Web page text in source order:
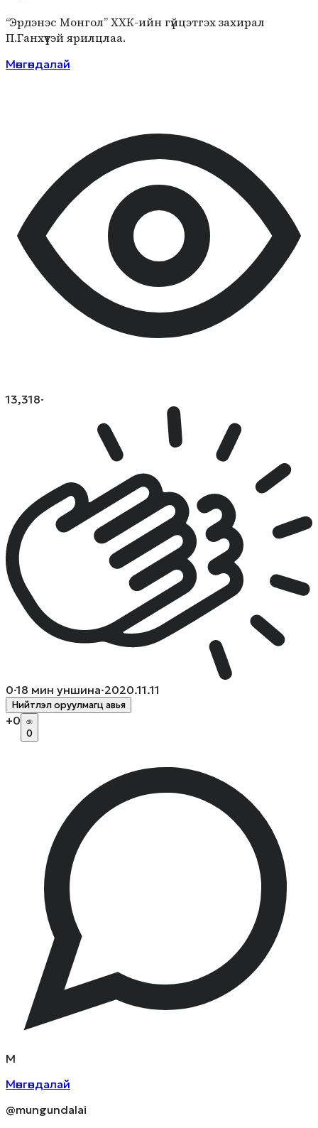
“Эрдэнэс Монгол” ХХК-ийн гүйцэтгэх захирал
П.Ганхүүтэй ярилцлаа.
Мөнгөндалай
13,318·
0·18 мин уншина·2020.11.11
Нийтлэл оруулмагц авья
+0
0
М
Мөнгөндалай
@mungundalai